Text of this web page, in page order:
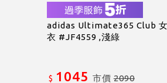
adidas Ultimate365 Club
衣 #JF4559 ,淺綠
$ 1045 市價2090